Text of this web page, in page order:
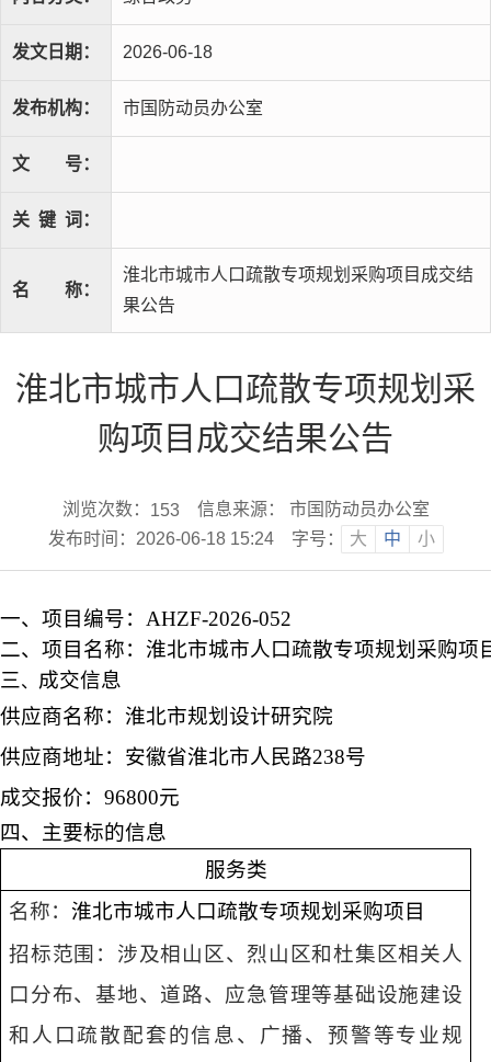
发文日期： 2026-06-18
发布机构： 市国防动员办公室
文 号：
关 键 词：
名 称：
淮北市城市人口疏散专项规划采购项目成交结
果公告
淮北市城市人口疏散专项规划采
购项目成交结果公告
浏览次数： 153
信息来源： 市国防动员办公室
发布时间：2026-06-18 15:24
字号： 大 中 小
一、 项目编号： AHZF-2026-052
二、项目名称： 淮北市城市人口疏散专项规划采购项
三、 成交信息
供应商名称： 淮北市规划设计研究院
供应商地址： 安徽省淮北市人民路238号
成交报价： 96800元
四、主要标的信息
服务类
名称：淮北市城市人口疏散专项规划采购项目
招标范围：涉及相山区、烈山区和杜集区相关人
口分布、基地、道路、应急管理等基础设施建设
和人口疏散配套的信息、广播、预警等专业规